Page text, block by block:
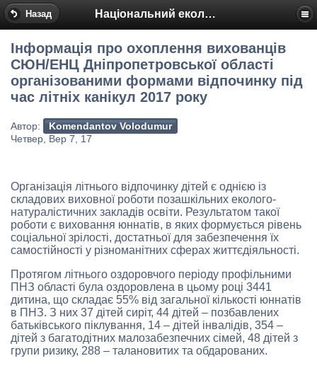
Назад Національний еколого-натуралістичний центр
Інформація про охоплення вихованців
СЮН/ЕНЦ Дніпропетровської області
організованими формами відпочинку під
час літніх канікул 2017 року
Автор:
Komendantov Volodumur
Четвер, Вер 7, 17
Організація літнього відпочинку дітей є однією із
складових виховної роботи позашкільних еколого-
натуралістичних закладів освіти. Результатом такої
роботи є виховання юннатів, в яких формується рівень
соціальної зрілості, достатньої для забезпечення їх
самостійності у різноманітних сферах життєдіяльності.
Протягом літнього оздоровчого періоду профільними
ПНЗ області була оздоровлена в цьому році 3441
дитина, що складає 55% від загальної кількості юннатів
в ПНЗ. З них 37 дітей сиріт, 44 дітей – позбавлених
батьківського піклування, 14 – дітей інвалідів, 354 –
дітей з багатодітних малозабезпечних сімей, 48 дітей з
групи ризику, 288 – талановитих та обдарованих.